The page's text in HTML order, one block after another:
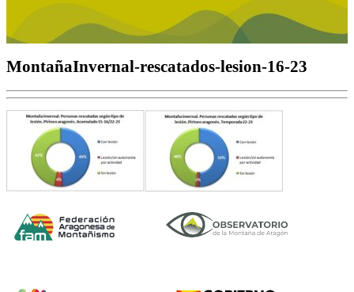
MontañaInvernal-rescatados-lesion-16-23